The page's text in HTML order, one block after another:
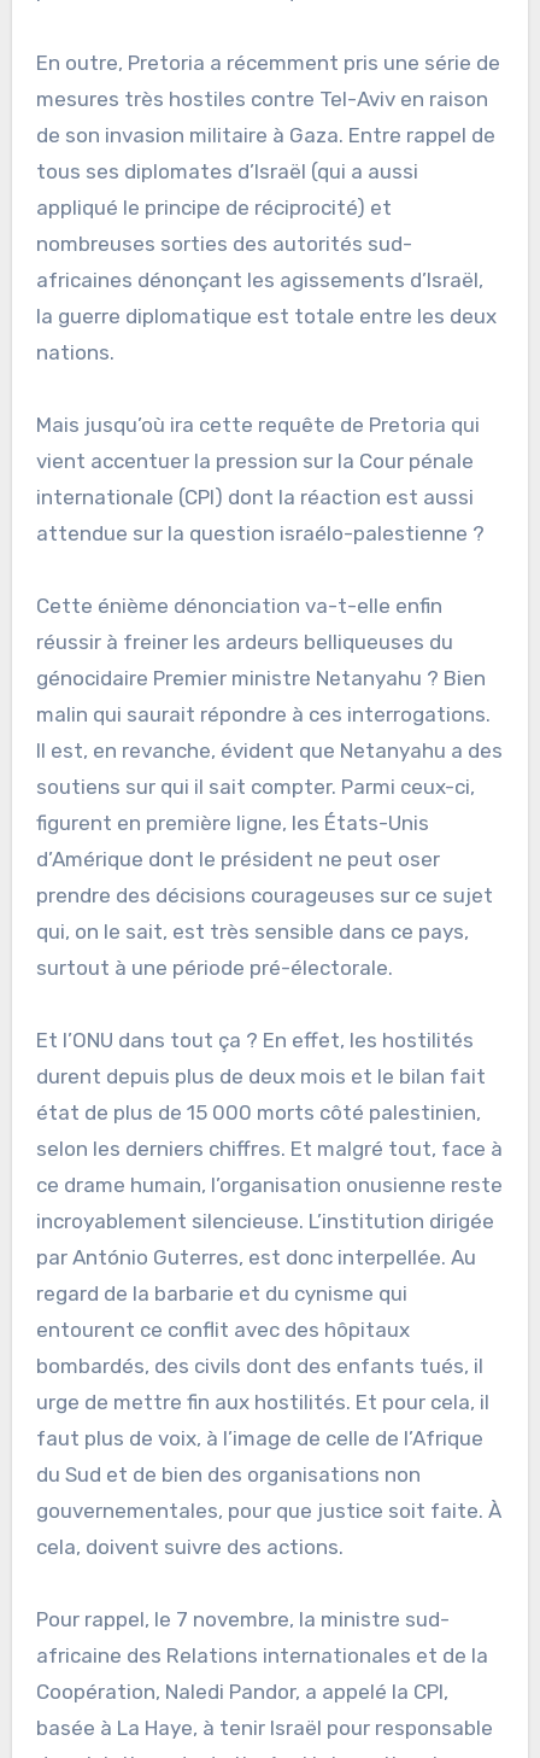
En outre, Pretoria a récemment pris une série de
mesures très hostiles contre Tel-Aviv en raison
de son invasion militaire à Gaza. Entre rappel de
tous ses diplomates d’Israël (qui a aussi
appliqué le principe de réciprocité) et
nombreuses sorties des autorités sud-
africaines dénonçant les agissements d’Israël,
la guerre diplomatique est totale entre les deux
nations.
Mais jusqu’où ira cette requête de Pretoria qui
vient accentuer la pression sur la Cour pénale
internationale (CPI) dont la réaction est aussi
attendue sur la question israélo-palestienne ?
Cette énième dénonciation va-t-elle enfin
réussir à freiner les ardeurs belliqueuses du
génocidaire Premier ministre Netanyahu ? Bien
malin qui saurait répondre à ces interrogations.
Il est, en revanche, évident que Netanyahu a des
soutiens sur qui il sait compter. Parmi ceux-ci,
figurent en première ligne, les États-Unis
d’Amérique dont le président ne peut oser
prendre des décisions courageuses sur ce sujet
qui, on le sait, est très sensible dans ce pays,
surtout à une période pré-électorale.
Et l’ONU dans tout ça ? En effet, les hostilités
durent depuis plus de deux mois et le bilan fait
état de plus de 15 000 morts côté palestinien,
selon les derniers chiffres. Et malgré tout, face à
ce drame humain, l’organisation onusienne reste
incroyablement silencieuse. L’institution dirigée
par António Guterres, est donc interpellée. Au
regard de la barbarie et du cynisme qui
entourent ce conflit avec des hôpitaux
bombardés, des civils dont des enfants tués, il
urge de mettre fin aux hostilités. Et pour cela, il
faut plus de voix, à l’image de celle de l’Afrique
du Sud et de bien des organisations non
gouvernementales, pour que justice soit faite. À
cela, doivent suivre des actions.
Pour rappel, le 7 novembre, la ministre sud-
africaine des Relations internationales et de la
Coopération, Naledi Pandor, a appelé la CPI,
basée à La Haye, à tenir Israël pour responsable